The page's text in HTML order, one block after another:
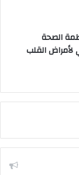
الصحة
لأمراض القلب